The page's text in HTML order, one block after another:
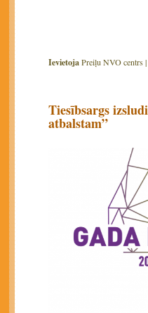
IevietojaPreiļu NVO centrs |
Tiesībsargs
atbalstam”